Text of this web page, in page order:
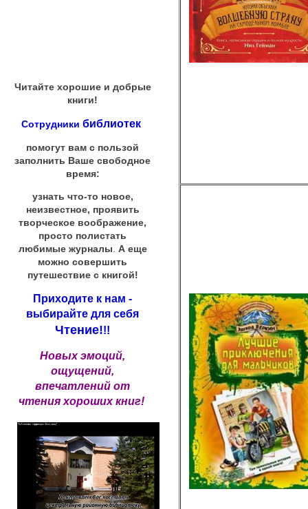
Читайте хорошие и добрые
книги!
Сотрудники библиотек
помогут вам с пользой
заполнить Ваше свободное
время:
узнать что-то новое,
неизвестное, проявить
творческое воображение,
просто полистать
любимые журналы А еще
можно совершить
путешествие с книгой!
Приходите к нам -
выбирайте для себя
Чтение!!!
Новых эмоций,
ощущений,
впечатлений от
чтения хороших книг!